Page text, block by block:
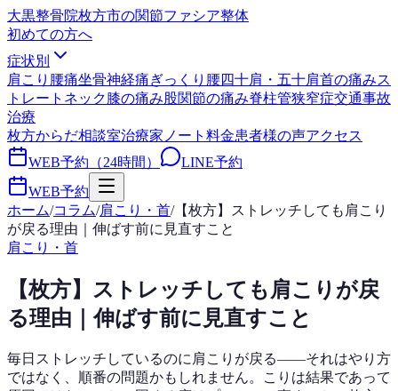
大黒整骨院枚方市の関節ファシア整体
初めての方へ
症状別
肩こり 腰痛坐骨神経痛ぎっくり腰四十肩・五十肩首の痛みス
トレートネック膝の痛み股関節の痛み脊柱管狭窄症交通事故
治療
枚方からだ相談室治療家ノート 料金患者様の声アクセス
WEB予約（24時間）
LINE予約
WEB予約
ホーム/コラム/肩こり・首/【枚方】ストレッチしても肩こり
が戻る理由｜伸ばす前に見直すこと
肩こり・首
【枚方】ストレッチしても肩こりが戻
る理由｜伸ばす前に見直すこと
毎日ストレッチしているのに肩こりが戻る——それはやり方
ではなく、順番の問題かもしれません。こりは結果であって